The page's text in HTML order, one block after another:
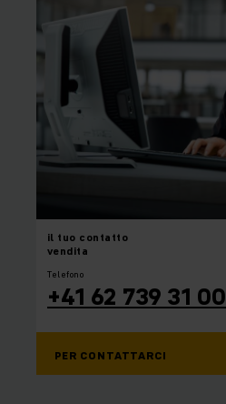
il tuo contatto
vendita
Telefono
+41 62 739 31 00
PER CONTATTARCI